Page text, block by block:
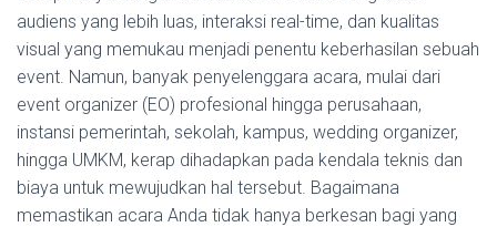
audiens yang lebih luas, interaksi real-time, dan kualitas
visual yang memukau menjadi penentu keberhasilan sebuah
event. Namun, banyak penyelenggara acara, mulai dari
event organizer (EO) profesional hingga perusahaan,
instansi pemerintah, sekolah, kampus, wedding organizer,
hingga UMKM, kerap dihadapkan pada kendala teknis dan
biaya untuk mewujudkan hal tersebut. Bagaimana
memastikan acara Anda tidak hanya berkesan bagi yang